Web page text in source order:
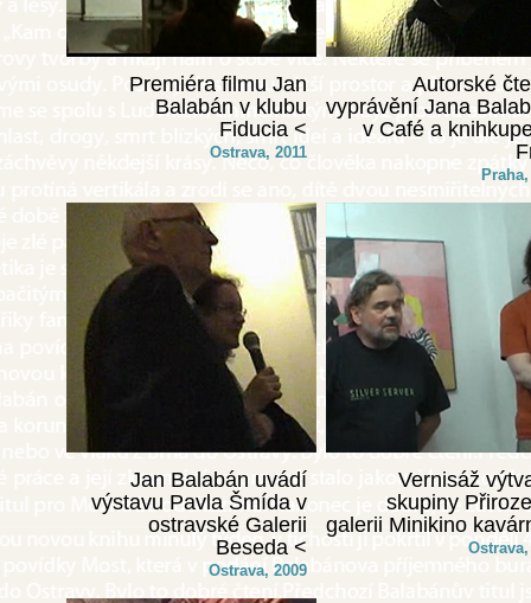
Premiéra filmu Jan
Balabán v klubu
Fiducia <
Ostrava, 2011
Autorské
vyprávění Jana
v Café a
Jan Balabán uvádí
výstavu Pavla Šmída v
ostravské Galerii
Beseda <
Ostrava, 2009
Vernisáž
skupiny
galerii Minikino
Ostrava,